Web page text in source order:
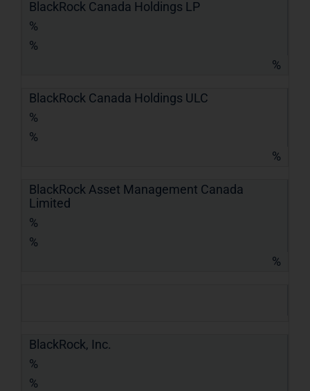
BlackRock Canada Holdings LP
%
%
%
BlackRock Canada Holdings ULC
%
%
%
BlackRock Asset Management Canada
Limited
%
%
%
BlackRock, Inc.
%
%